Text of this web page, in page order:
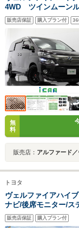
4WD ツインムーン
純正8型HDDナビ 純
ルーズコントロール
ミレーション リアス
販売店保証 購入プラン付
無
料
販売店： アルファード
トヨタ
ヴェルファイアハイ
ナビ/後席モニター/ス
EVMODE/純正16イン
ュスタート
販売店保証 購入プラン付